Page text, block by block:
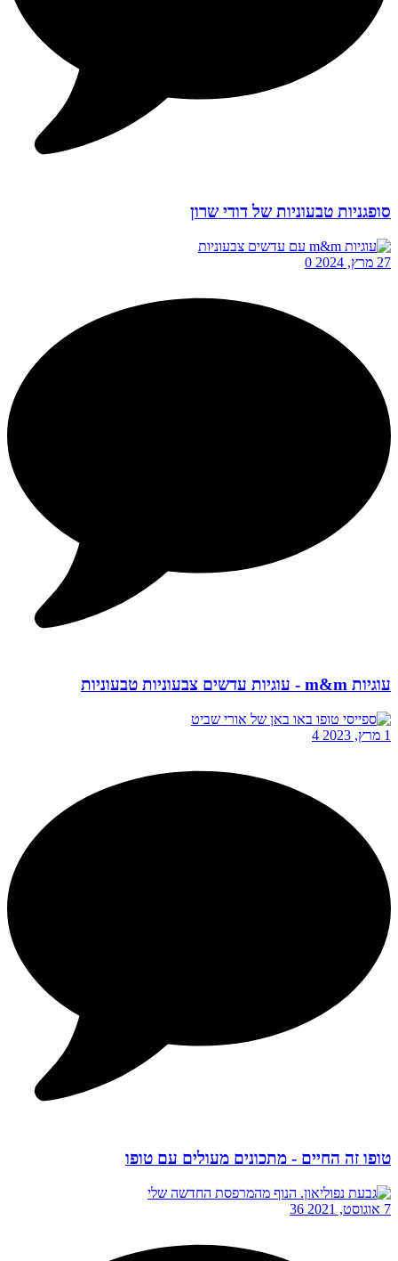
סופגניות טבעוניות של דודי שרון
27 מרץ, 2024 0
עוגיות m&m - עוגיות עדשים צבעוניות טבעוניות
1 מרץ, 2023 4
טופו זה החיים - מתכונים מעולים עם טופו
7 אוגוסט, 2021 36